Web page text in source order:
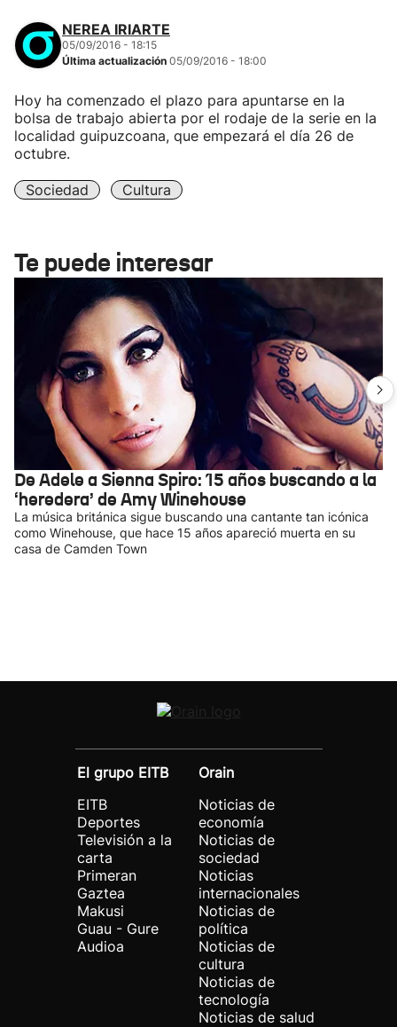
NEREA IRIARTE
05/09/2016 - 18:15
Última actualización 05/09/2016 - 18:00
Hoy ha comenzado el plazo para apuntarse en la
bolsa de trabajo abierta por el rodaje de la serie en la
localidad guipuzcoana, que empezará el día 26 de
octubre.
Sociedad Cultura
Te puede interesar
De Adele a Sienna Spiro: 15 años buscando a la
‘heredera’ de Amy Winehouse
La música británica sigue buscando una cantante tan icónica
como Winehouse, que hace 15 años apareció muerta en su
casa de Camden Town
El grupo EITB
EITB
Deportes
Televisión a la
carta
Primeran
Gaztea
Makusi
Guau - Gure
Audioa
Orain
Noticias de
economía
Noticias de
sociedad
Noticias
internacionales
Noticias de
política
Noticias de
cultura
Noticias de
tecnología
Noticias de salud